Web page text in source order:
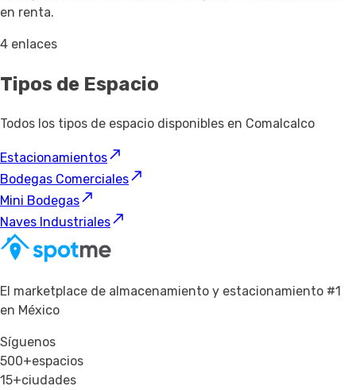
en renta.
4 enlaces
Tipos de Espacio
Todos los tipos de espacio disponibles en Comalcalco
Estacionamientos
Bodegas Comerciales
Mini Bodegas
Naves Industriales
El marketplace de almacenamiento y estacionamiento #1
en México
Síguenos
500+espacios
15+ciudades